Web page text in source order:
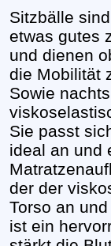
Sitzbälle
etwas gutes
und dienen
die Mobilität
Sowie
Sie passt
ideal an und
der der
Torso an
ist ein